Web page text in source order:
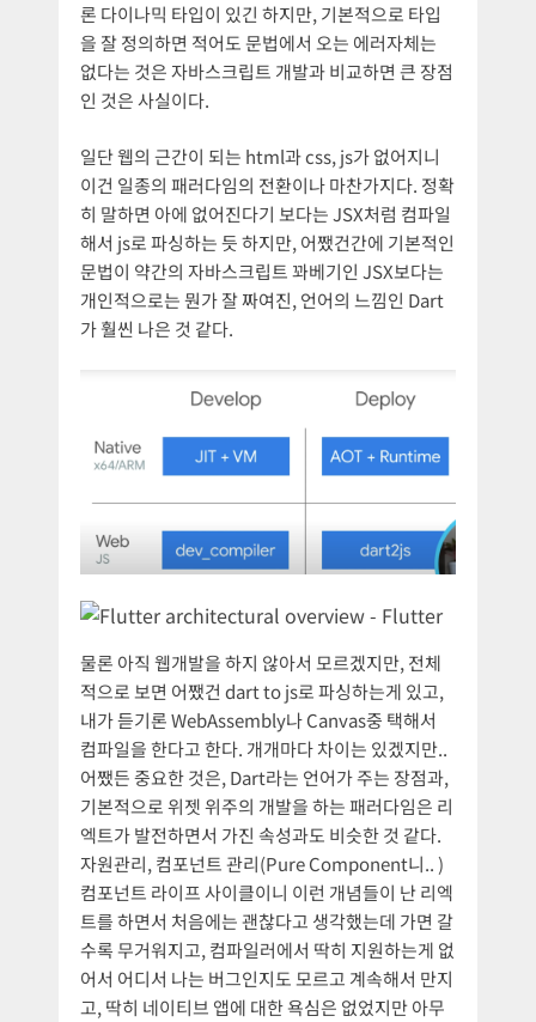
론 다이나믹 타입이 있긴 하지만, 기본적으로 타입
을 잘 정의하면 적어도 문법에서 오는 에러자체는
없다는 것은 자바스크립트 개발과 비교하면 큰 장점
인 것은 사실이다.
일단 웹의 근간이 되는 html과 css, js가 없어지니
이건 일종의 패러다임의 전환이나 마찬가지다. 정확
히 말하면 아에 없어진다기 보다는 JSX처럼 컴파일
해서 js로 파싱하는 듯 하지만, 어쨌건간에 기본적인
문법이 약간의 자바스크립트 꽈베기인 JSX보다는
개인적으로는 뭔가 잘 짜여진, 언어의 느낌인 Dart
가 훨씬 나은 것 같다.
물론 아직 웹개발을 하지 않아서 모르겠지만, 전체
적으로 보면 어쨌건 dart to js로 파싱하는게 있고,
내가 듣기론 WebAssembly나 Canvas중 택해서
컴파일을 한다고 한다. 개개마다 차이는 있겠지만..
어쨌든 중요한 것은, Dart라는 언어가 주는 장점과,
기본적으로 위젯 위주의 개발을 하는 패러다임은 리
엑트가 발전하면서 가진 속성과도 비슷한 것 같다.
자원관리, 컴포넌트 관리(Pure Component니.. )
컴포넌트 라이프 사이클이니 이런 개념들이 난 리엑
트를 하면서 처음에는 괜찮다고 생각했는데 가면 갈
수록 무거워지고, 컴파일러에서 딱히 지원하는게 없
어서 어디서 나는 버그인지도 모르고 계속해서 만지
고, 딱히 네이티브 앱에 대한 욕심은 없었지만 아무